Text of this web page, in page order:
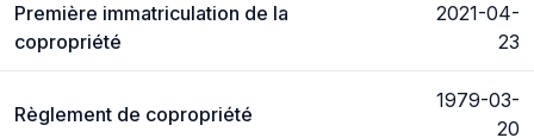
Première immatriculation de la
copropriété
2021-04-
23
Règlement de copropriété
1979-03-
20